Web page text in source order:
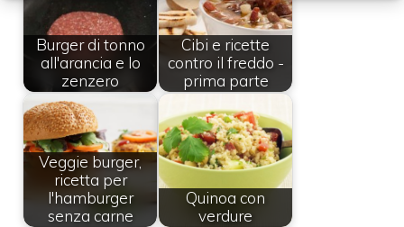
Burger di tonno
all'arancia e lo
zenzero
Cibi e ricette
contro il freddo -
prima parte
Veggie burger,
ricetta per
l'hamburger
senza carne
Quinoa con
verdure